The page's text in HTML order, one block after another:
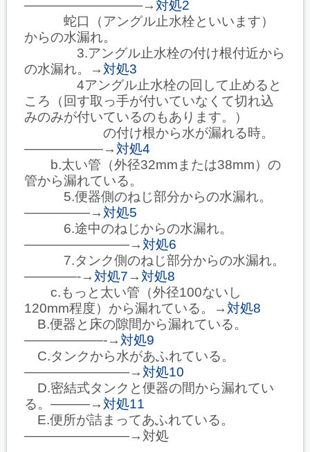
―――――――――→ 対処2
蛇口（アングル止水栓といいます）
からの水漏れ。
3.アングル止水栓の付け根付近から
の水漏れ。→ 対処3
4アングル止水栓の回して止めると
ころ（回す取っ手が付いていなくて切れ込
みのみが付いているのもあります。）
の付け根から水が漏れる時。
――――――→ 対処4
b.太い管（外径32mmまたは38mm）の
管から漏れている。
5.便器側のねじ部分からの水漏れ。
―――――→ 対処5
6.途中のねじからの水漏れ。
――――――――→ 対処6
7.タンク側のねじ部分からの水漏れ。
――――‐→ 対処7 → 対処8
c.もっと太い管（外径100ないし
120mm程度）から漏れている。→ 対処8
B.便器と床の隙間から漏れている。
――――――‐→ 対処9
C.タンクから水があふれている。
――――――――→ 対処10
D.密結式タンクと便器の間から漏れてい
る。―――→ 対処11
E.便所が詰まってあふれている。
――――――――→対処